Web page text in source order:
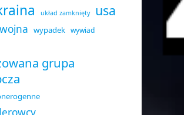
układ zamknięty usa
wojna wypadek wywiad
grupa